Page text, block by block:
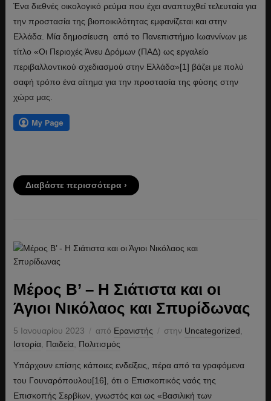
Ένα διεθνές οικολογικό ρεύμα που έχει αναπτυχθεί τελευταία για
την προστασία της βιοποικιλότητας εμφανίζεται και στην
Ελλάδα. Μία δημοσίευση από το Πανεπιστήμιο Ιωαννίνων με
τίτλο «Οι Περιοχές Άνευ Δρόμων (ΠΑΔ) ως εργαλείο
περιβαλλοντικού σχεδιασμού στην Ελλάδα»[1] βάζει με πολύ
σαφή τρόπο ένα αίτημα για την προστασία της φύσης στην
χώρα μας.
Διαβάστε περισσότερα ›
Μέρος B’ – Η Σιάτιστα και οι
Άγιοι Νικόλαος και Σπυρίδωνας
5 Ιανουαρίου 2023 από Ερανιστής στην Uncategorized
Ιστορία, Παιδεία, Πολιτισμός
Υπάρχουν επίσης κάποιες ενδείξεις, πέρα από τα γραφόμενα
του Γουναρόπουλου[16], ότι ο Επισκοπικός ναός της
Επισκοπής Σερβίων, γνωστός και ως «Βασιλική των